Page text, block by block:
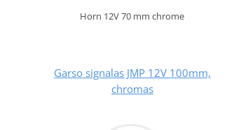
Horn 12V 70 mm chrome
Garso signalas JMP 12V 100mm,
chromas